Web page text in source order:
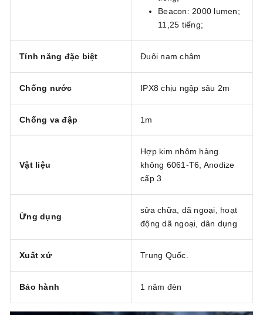
Beacon: 2000 lumen;
11,25 tiếng;
Tính năng đặc biệt Đuôi nam châm
Chống nước IPX8 chịu ngập sâu 2m
Chống va đập 1m
Vật liệu
Hợp kim nhôm hàng
không 6061-T6, Anodize
cấp 3
Ứng dụng
sửa chữa, dã ngoại, hoạt
động dã ngoại, dân dụng
Xuất xứ Trung Quốc.
Bảo hành 1 năm đèn